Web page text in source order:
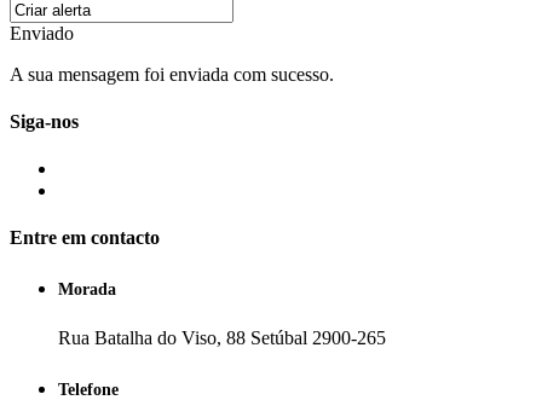
Enviado
A sua mensagem foi enviada com sucesso.
Siga-nos
Entre em contacto
Morada
Rua Batalha do Viso, 88 Setúbal 2900-265
Telefone